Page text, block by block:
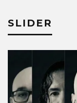
SLIDER